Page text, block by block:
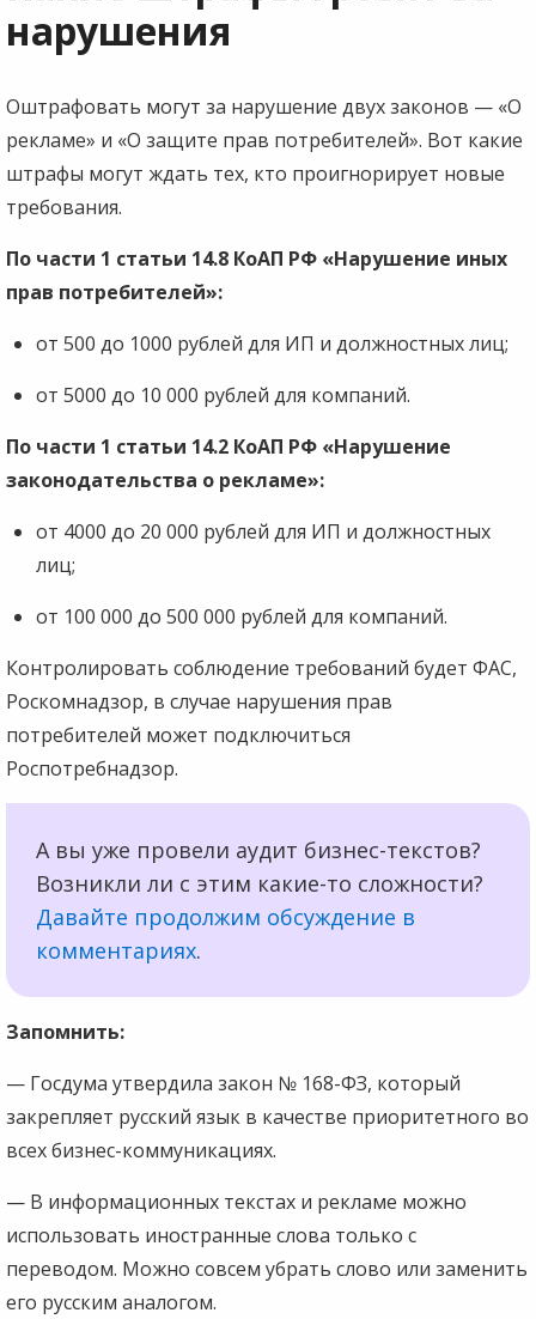
нарушения
Оштрафовать могут за нарушение двух законов — «О
рекламе» и «О защите прав потребителей». Вот какие
штрафы могут ждать тех, кто проигнорирует новые
требования.
По части 1 статьи 14.8 КоАП РФ «Нарушение иных
прав потребителей»:
от 500 до 1000 рублей для ИП и должностных лиц;
от 5000 до 10 000 рублей для компаний.
По части 1 статьи 14.2 КоАП РФ «Нарушение
законодательства о рекламе»:
от 4000 до 20 000 рублей для ИП и должностных
лиц;
от 100 000 до 500 000 рублей для компаний.
Контролировать соблюдение требований будет ФАС,
Роскомнадзор, в случае нарушения прав
потребителей может подключиться
Роспотребнадзор.
А вы уже провели аудит бизнес-текстов?
Возникли ли с этим какие-то сложности?
Давайте продолжим обсуждение в
комментариях.
Запомнить:
— Госдума утвердила закон № 168-ФЗ, который
закрепляет русский язык в качестве приоритетного во
всех бизнес-коммуникациях.
— В информационных текстах и рекламе можно
использовать иностранные слова только с
переводом. Можно совсем убрать слово или заменить
его русским аналогом.